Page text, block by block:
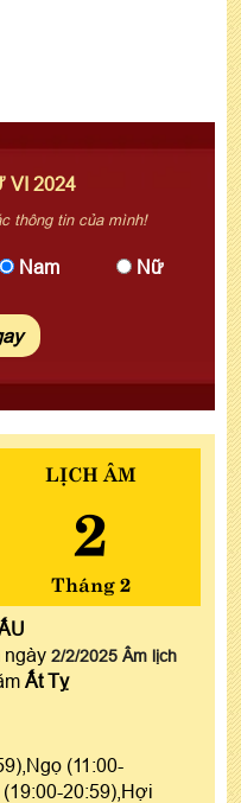
VI 2024
thông tin của mình!
Nam Nữ
LỊCH ÂM
2
Tháng 2
ngày 2/2/2025 Âm lịch
Ất Tỵ
(11:00-
20:59),Hợi